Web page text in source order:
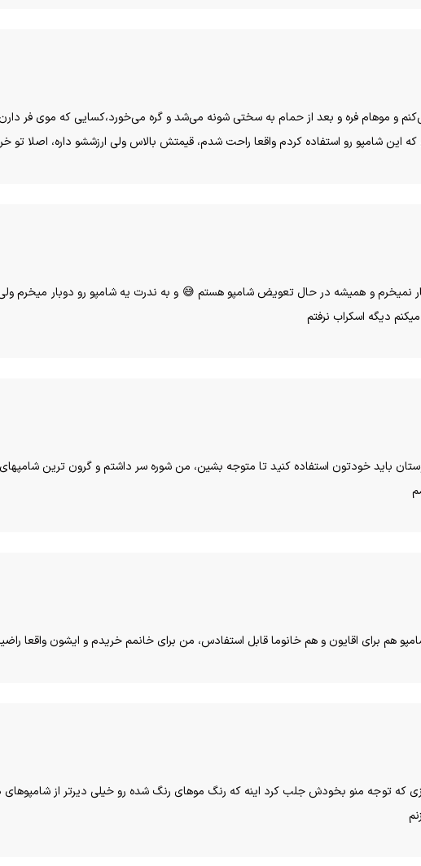
می‌کنم و موهام فره و بعد از حمام به سختی شونه می‌شد و گره می‌خورد،کسایی که موی
که این شامپو رو استفاده کردم واقعا راحت شدم، قیمتش بالاس ولی ارزششو داره، اصلا
نمیخرم و همیشه در حال تعویض شامپو هستم 😅 و به ندرت یه شامپو رو دوبار میخرم
دیگه اسکراب نرفتم
باید خودتون استفاده کنید تا متوجه بشین، من شوره سر داشتم و گرون ترین
شامپو هم براي اقايون و هم خانوما قابل استفادس، من براي خانمم خريدم و ايشون واقعا
كه توجه منو بخودش جلب كرد اينه كه رنگ موهاي رنگ شده رو خيلي ديرتر از شامپوهاي